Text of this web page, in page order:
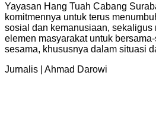
Yayasan Hang Tuah Cabang
komitmennya untuk terus
sosial dan kemanusiaan, sekaligus
elemen masyarakat untuk
sesama, khususnya dalam situasi
Jurnalis | Ahmad Darowi